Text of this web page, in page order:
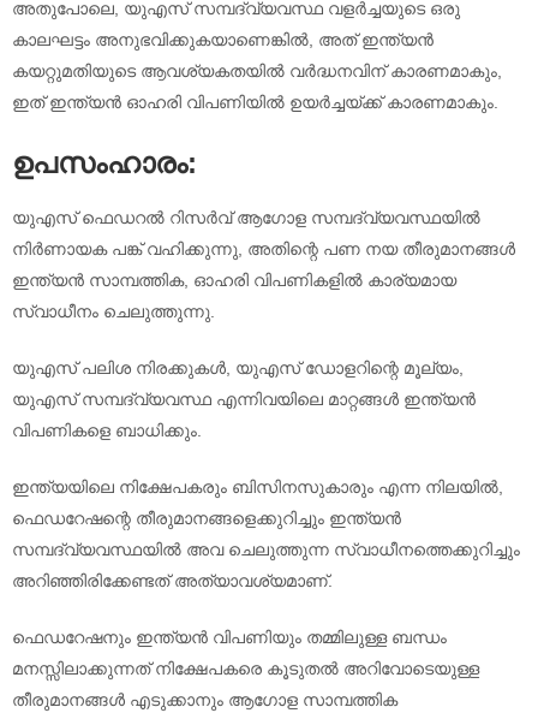
അതുപോലെ, യുഎസ് സമ്പദ്‌വ്യവസ്ഥ വളർച്ചയുടെ ഒരു
കാലഘട്ടം അനുഭവിക്കുകയാണെങ്കിൽ, അത് ഇന്ത്യൻ
കയറ്റുമതിയുടെ ആവശ്യകതയിൽ വർദ്ധനവിന് കാരണമാകും,
ഇത് ഇന്ത്യൻ ഓഹരി വിപണിയിൽ ഉയർച്ചയ്ക്ക് കാരണമാകും.
ഉപസംഹാരം:
യുഎസ് ഫെഡറൽ റിസർവ് ആഗോള സമ്പദ്‌വ്യവസ്ഥയിൽ
നിർണായക പങ്ക് വഹിക്കുന്നു, അതിന്റെ പണ നയ തീരുമാനങ്ങൾ
ഇന്ത്യൻ സാമ്പത്തിക, ഓഹരി വിപണികളിൽ കാര്യമായ
സ്വാധീനം ചെലുത്തുന്നു.
യുഎസ് പലിശ നിരക്കുകൾ, യുഎസ് ഡോളറിന്റെ മൂല്യം,
യുഎസ് സമ്പദ്‌വ്യവസ്ഥ എന്നിവയിലെ മാറ്റങ്ങൾ ഇന്ത്യൻ
വിപണികളെ ബാധിക്കും.
ഇന്ത്യയിലെ നിക്ഷേപകരും ബിസിനസുകാരും എന്ന നിലയിൽ,
ഫെഡറേഷന്റെ തീരുമാനങ്ങളെക്കുറിച്ചും ഇന്ത്യൻ
സമ്പദ്‌വ്യവസ്ഥയിൽ അവ ചെലുത്തുന്ന സ്വാധീനത്തെക്കുറിച്ചും
അറിഞ്ഞിരിക്കേണ്ടത് അത്യാവശ്യമാണ്.
ഫെഡറേഷനും ഇന്ത്യൻ വിപണിയും തമ്മിലുള്ള ബന്ധം
മനസ്സിലാക്കുന്നത് നിക്ഷേപകരെ കൂടുതൽ അറിവോടെയുള്ള
തീരുമാനങ്ങൾ എടുക്കാനും ആഗോള സാമ്പത്തിക